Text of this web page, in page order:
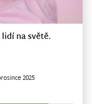
na světě.
2025